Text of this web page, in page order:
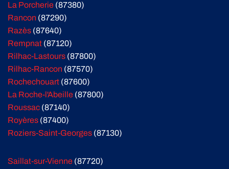
La Porcherie (87380)
Rancon (87290)
Razès (87640)
Rempnat (87120)
Rilhac-Lastours (87800)
Rilhac-Rancon (87570)
Rochechouart (87600)
La Roche-l'Abeille (87800)
Roussac (87140)
Royères (87400)
Roziers-Saint-Georges (87130)
Saillat-sur-Vienne (87720)